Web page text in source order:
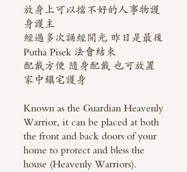
放身上可以擋不好的人事物護
身護主
經過多次誦經開光 昨日是最後
Putha Pisek 法會結束
配戴方便 隨身配戴 也可放置
家中鎮宅護身
Known as the Guardian Heavenly
Warrior, it can be placed at both
the front and back doors of your
home to protect and bless the
house (Heavenly Warriors).